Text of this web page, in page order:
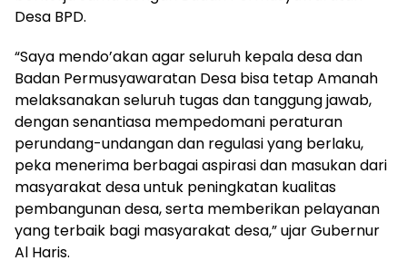
Desa BPD.
“Saya mendo’akan agar seluruh kepala desa dan
Badan Permusyawaratan Desa bisa tetap Amanah
melaksanakan seluruh tugas dan tanggung jawab,
dengan senantiasa mempedomani peraturan
perundang-undangan dan regulasi yang berlaku,
peka menerima berbagai aspirasi dan masukan dari
masyarakat desa untuk peningkatan kualitas
pembangunan desa, serta memberikan pelayanan
yang terbaik bagi masyarakat desa,” ujar Gubernur
Al Haris.